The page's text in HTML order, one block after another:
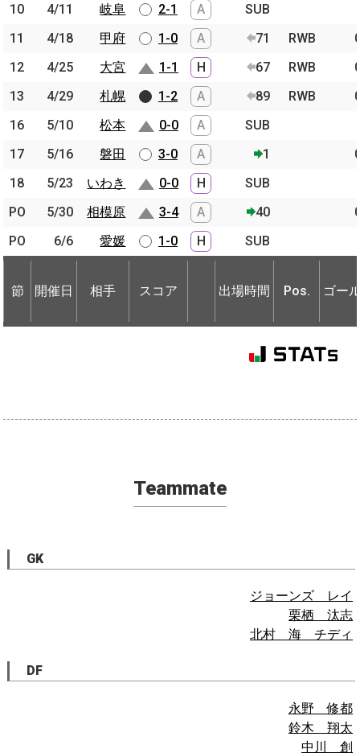
10 4/11 岐阜 2-1 A
SUB
11
4/18 甲府 1-0 A 71 RWB
12
4/25 大宮 1-1 H 67 RWB
13
4/29 札幌 1-2 A 89 RWB
16
5/10 松本 0-0 A
SUB
17
5/16 磐田 3-0 A 1
18
5/23 いわき 0-0 H
SUB
PO
5/30 相模原 3-4 A 40
PO
6/6 愛媛 1-0 H SUB
節 開催日 相手 スコア 出場時間 Pos. ゴー
10 4/11
岐阜
11
4/18
甲府
12
4/25
大宮
13
4/29
札幌
16
5/10
松本
17
5/16
磐田
18
5/23
いわき
PO
5/30
相模原
PO
6/6 愛媛
節 開催日 相手
Teammate
GK
ジョーンズ レイ
栗栖 汰志
北村 海 チディ
DF
永野 修都
鈴木 翔太
中川 創